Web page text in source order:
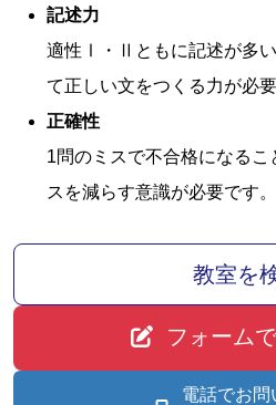
記述力
適性Ⅰ・Ⅱともに記述が多
て正しい文をつくる力が必要
正確性
1問のミスで不合格になるこ
スを減らす意識が必要です。
教室を
フォーム
電話でお問